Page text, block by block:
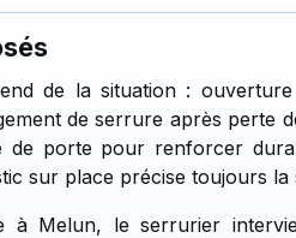
de la situation :
de serrure après perte
de porte pour renforcer
sur place précise toujours la
à Melun, le serrurier